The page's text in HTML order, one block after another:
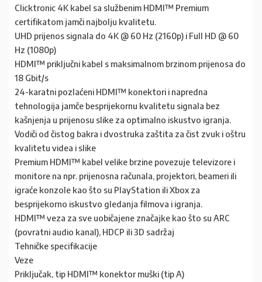
Clicktronic 4K kabel sa službenim HDMI™ Premium
certifikatom jamči najbolju kvalitetu.
UHD prijenos signala do 4K @ 60 Hz (2160p) i Full HD @ 60
Hz (1080p)
HDMI™ priključni kabel s maksimalnom brzinom prijenosa do
18 Gbit/s
24-karatni pozlaćeni HDMI™ konektori i napredna
tehnologija jamče besprijekornu kvalitetu signala bez
kašnjenja u prijenosu slike za optimalno iskustvo igranja.
Vodiči od čistog bakra i dvostruka zaštita za čist zvuk i oštru
kvalitetu videa i slike
Premium HDMI™ kabel velike brzine povezuje televizore i
monitore na npr. prijenosna računala, projektori, beameri ili
igraće konzole kao što su PlayStation ili Xbox za
besprijekorno iskustvo gledanja filmova i igranja.
HDMI™ veza za sve uobičajene značajke kao što su ARC
(povratni audio kanal), HDCP ili 3D sadržaj
Tehničke specifikacije
Veze
Priključak, tip HDMI™ konektor muški (tip A)